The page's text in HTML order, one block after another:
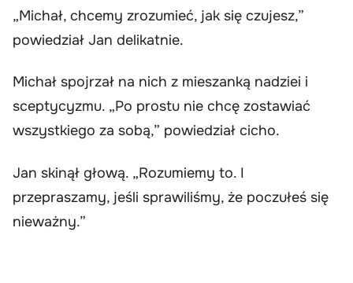
„Michał, chcemy zrozumieć, jak się czujesz,”
powiedział Jan delikatnie.
Michał spojrzał na nich z mieszanką nadziei i
sceptycyzmu. „Po prostu nie chcę zostawiać
wszystkiego za sobą,” powiedział cicho.
Jan skinął głową. „Rozumiemy to. I
przepraszamy, jeśli sprawiliśmy, że poczułeś się
nieważny.”